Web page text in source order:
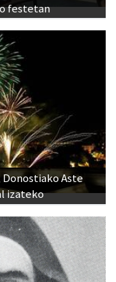
festetan
Aste
izateko